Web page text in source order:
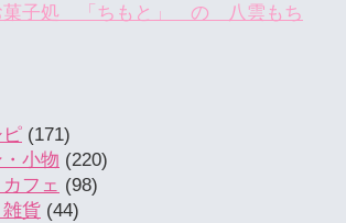
子処 「ちもと」 の 八雲もち
(171)
小物 (220)
フェ (98)
貨 (44)